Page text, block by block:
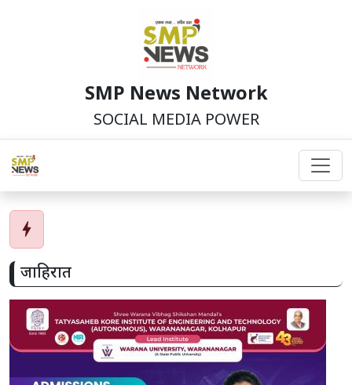
SMP News Network
SOCIAL MEDIA POWER
bolt
जाहिरात